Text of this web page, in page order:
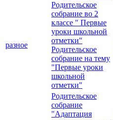
разное
Родительское
собрание во 2
классе " Первые
уроки школьной
отметки"
Родительское
собрание на тему
"Первые уроки
школьной
отметки"
Родительское
собрание
"Адаптация